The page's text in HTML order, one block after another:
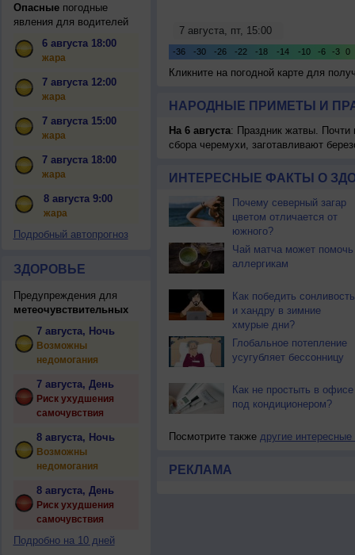
Опасныепогодные
явления для водителей
6 августа 18:00
жара
7 августа 12:00
жара
7 августа 15:00
жара
7 августа 18:00
жара
8 августа 9:00
жара
Подробный автопрогноз
ЗДОРОВЬЕ
Предупреждения для
метеочувствительных
7 августа, Ночь
Возможны
недомогания
7 августа, День
Риск ухудшения
самочувствия
8 августа, Ночь
Возможны
недомогания
8 августа, День
Риск ухудшения
самочувствия
Подробно на 10 дней
Кликните на погодной карте для
НАРОДНЫЕ ПРИМЕТЫ И
На 6 августа: Праздник жатвы. Почти
сбора черемухи, заготавливают
ИНТЕРЕСНЫЕ ФАКТЫ О
Почему северный загар
цветом отличается от
южного?
Чай матча может помочь
аллергикам
Как победить сонливость
и хандру в зимние
хмурые дни?
Глобальное потепление
усугубляет бессонницу
Как не простыть в офисе
под кондиционером?
Посмотрите также другие интересные
РЕКЛАМА